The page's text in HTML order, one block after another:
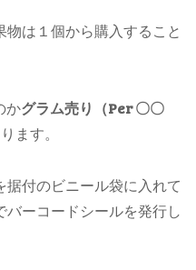
物は１個から購入すること
かグラム売り（Per 〇〇
ます。
付のビニール袋に入れて
ーコードシールを発行し